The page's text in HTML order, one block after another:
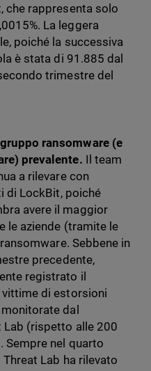
che rappresenta solo
La leggera
poiché la successiva
è stata di 91.885 dal
trimestre del
ransomware (e
prevalente. Il team
a rilevare con
di LockBit, poiché
avere il maggior
le aziende (tramite le
Sebbene in
precedente,
registrato il
di estorsioni
dal
Lab (rispetto alle 200
Sempre nel quarto
Lab ha rilevato